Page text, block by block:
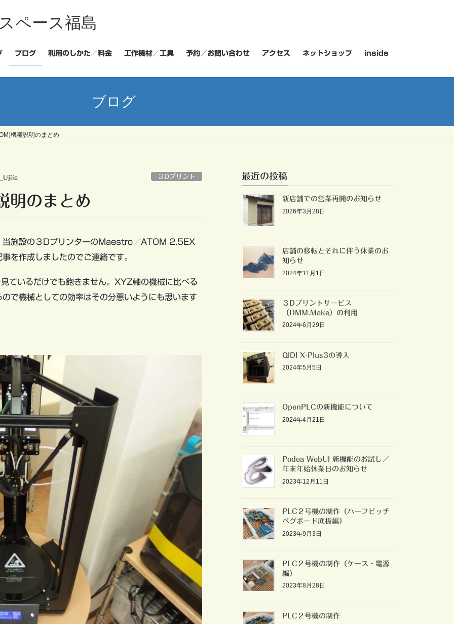
ペース福島
ブログ 利用のしかた／料金 工作機材／工具 予約／お問い合わせ アクセス ネットショップ inside
ブログ
機種説明のまとめ
３Dプリント
のまとめ
当施設の３DプリンターのMaestro／ATOM 2.5EX
を作成しましたのでご連絡です。
ているだけでも飽きません。XYZ軸の機械に比べる
で機械としての効率はその分悪いようにも思います
最近の投稿
新店舗での営業再開のお知らせ
2026年3月28日
店舗の移転とそれに伴う休業のお
知らせ
2024年11月1日
３Dプリントサービス
（DMM.Make）の利用
2024年6月29日
QIDI X-Plus3の導入
2024年5月5日
OpenPLCの新機能について
2024年4月21日
Podea WebUI 新機能のお試し／
年末年始休業日のお知らせ
2023年12月11日
PLC２号機の制作（ハーフピッチ
ペグボード底板編）
2023年9月3日
PLC２号機の制作（ケース・電源
編）
2023年8月28日
PLC２号機の制作